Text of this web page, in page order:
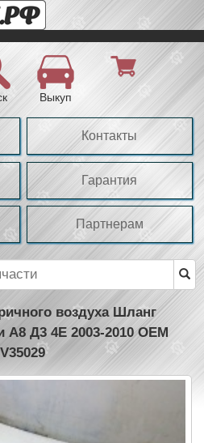
Выкуп
Контакты
Гарантия
Партнерам
воздуха Шланг
Д3 4Е 2003-2010 OEM